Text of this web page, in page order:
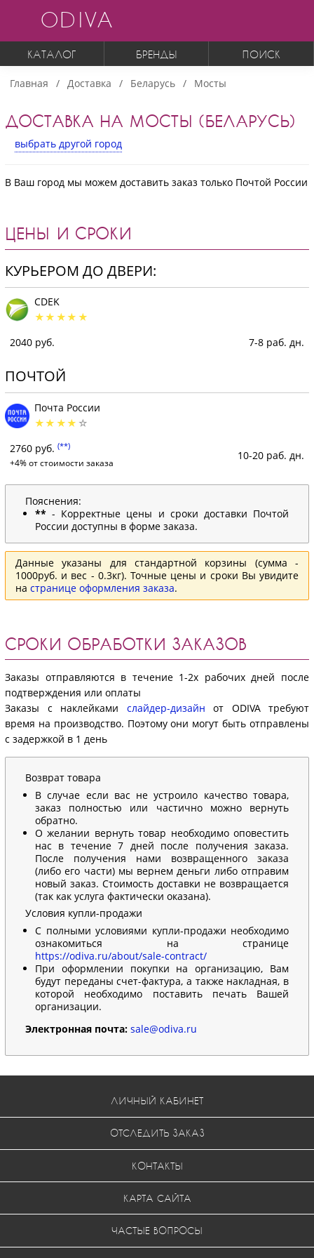
ODIVA
КАТАЛОГ БРЕНДЫ ПОИСК
Главная Доставка Беларусь Мосты
ДОСТАВКА НА МОСТЫ (БЕЛАРУСЬ)
выбрать другой город
В Ваш город мы можем доставить заказ только Почтой России
ЦЕНЫ И СРОКИ
КУРЬЕРОМ ДО ДВЕРИ:
CDEK
2040 руб. 7-8 раб. дн.
ПОЧТОЙ
Почта России
2760 руб. (**)
+4% от стоимости заказа
10-20 раб. дн.
Пояснения:
** - Корректные цены и сроки доставки Почтой
России доступны в форме заказа.
Данные указаны для стандартной корзины (сумма -
1000руб. и вес - 0.3кг). Точные цены и сроки Вы увидите
на странице оформления заказа.
СРОКИ ОБРАБОТКИ ЗАКАЗОВ
Заказы отправляются в течение 1-2х рабочих дней после
подтверждения или оплаты
Заказы с наклейками слайдер-дизайн от ODIVA требуют
время на производство. Поэтому они могут быть отправлены
с задержкой в 1 день
Возврат товара
В случае если вас не устроило качество товара,
заказ полностью или частично можно вернуть
обратно.
О желании вернуть товар необходимо оповестить
нас в течение 7 дней после получения заказа.
После получения нами возвращенного заказа
(либо его части) мы вернем деньги либо отправим
новый заказ. Стоимость доставки не возвращается
(так как услуга фактически оказана).
Условия купли-продажи
С полными условиями купли-продажи необходимо
ознакомиться на странице
https://odiva.ru/about/sale-contract/
При оформлении покупки на организацию, Вам
будут переданы счет-фактура, а также накладная, в
которой необходимо поставить печать Вашей
организации.
Электронная почта: sale@odiva.ru
ЛИЧНЫЙ КАБИНЕТ
ОТСЛЕДИТЬ ЗАКАЗ
КОНТАКТЫ
КАРТА САЙТА
ЧАСТЫЕ ВОПРОСЫ